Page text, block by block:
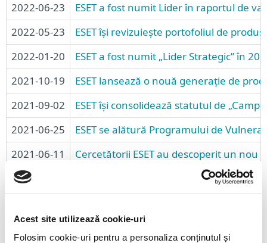
Acest site utilizează cookie-uri
Folosim cookie-uri pentru a personaliza conținutul și
2022-06-23
ESET a fost numit Lider în raportul de
2022-05-23
ESET își revizuiește portofoliul de
2022-01-20
ESET a fost numit „Lider Strategic” în
2021-10-19
ESET lansează o nouă generație de
2021-09-02
ESET își consolidează statutul de
2021-06-25
ESET se alătură Programului de
2021-06-11
Cercetătorii ESET au descoperit un
2021-06-09
Cercetătorii ESET dezvăluie cea mai
‹ 1 2 3 4 5 6